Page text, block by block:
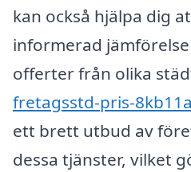
kan också hjälpa dig
informerad
offerter från olika
fretagsstd-pris-
ett brett utbud av
dessa tjänster, vilket